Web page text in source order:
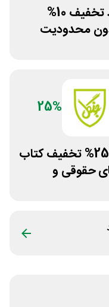
کد تخفیف 10%
محدودیت
25%
تا 25% تخفیف کتاب
حقوقی و